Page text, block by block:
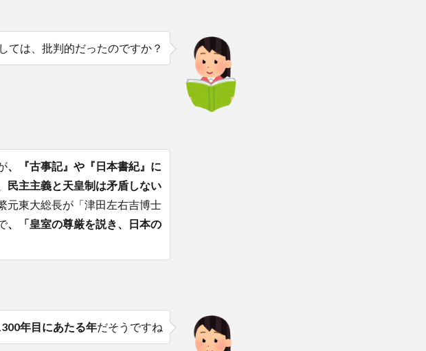
ては、批判的だったのですか？
、『古事記』や『日本書紀』に
民主主義と天皇制は矛盾しない
元東大総長が「津田左右吉博士
、「皇室の尊厳を説き、日本の
年目にあたる年だそうですね